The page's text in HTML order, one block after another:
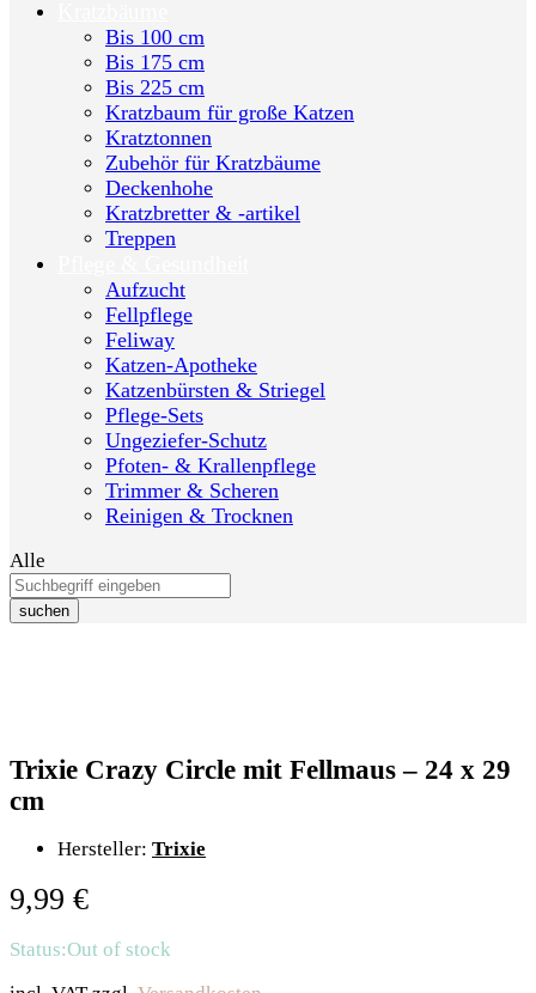
Bis 100 cm
Bis 175 cm
Bis 225 cm
Kratzbaum für große Katzen
Kratztonnen
Zubehör für Kratzbäume
Deckenhohe
Kratzbretter & -artikel
Treppen
Aufzucht
Fellpflege
Feliway
Katzen-Apotheke
Katzenbürsten & Striegel
Pflege-Sets
Ungeziefer-Schutz
Pfoten- & Krallenpflege
Trimmer & Scheren
Reinigen & Trocknen
Alle
suchen
Trixie Crazy Circle mit Fellmaus – 24 x 29
cm
Hersteller: Trixie
9,99 €
Status:Out of stock